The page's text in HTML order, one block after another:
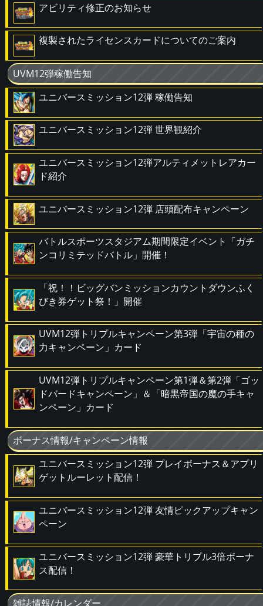
アビリティ修正のお知らせ
複製されたライセンスカードについてのご案内
UVM12弾稼働告知
ユニバースミッション12弾 稼働告知
ユニバースミッション12弾 世界観紹介
ユニバースミッション12弾アルティメットレアカー
ド紹介
ユニバースミッション12弾 店頭配布キャンペーン
バトルスポーツスタジアム期間限定イベント「ガチ
ンコリミテッドバトル」開催！
「祝！！ビッグバンミッションカウントダウンふく
びき券ゲット祭！」開催
UVM12弾トリプルキャンペーン第3弾「宇宙の種の
力キャンペーン」カード
UVM12弾トリプルキャンペーン第1弾＆第2弾「ゴッ
ドバードキャンペーン」＆「暗黒帝国の魔の手キャ
ンペーン」カード
ボーナス情報/キャンペーン情報
ユニバースミッション12弾 プレイボーナス＆アプリ
ゲットルーレット配信！
ユニバースミッション12弾 友情ピックアップキャン
ペーン
ユニバースミッション12弾 豪華トリプル3倍ボーナ
ス配信！
雑誌情報/カレンダー